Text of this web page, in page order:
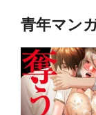
青年マン